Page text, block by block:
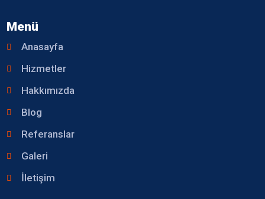
Menü
Anasayfa
Hizmetler
Hakkımızda
Blog
Referanslar
Galeri
İletişim